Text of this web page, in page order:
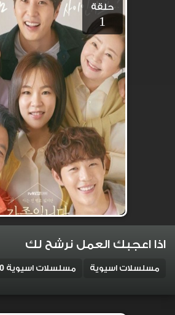
حلقة
1
اذا اعجبك العمل نرشح لك
مسلسلات اسيوية مسلسلات اسيوية 2020